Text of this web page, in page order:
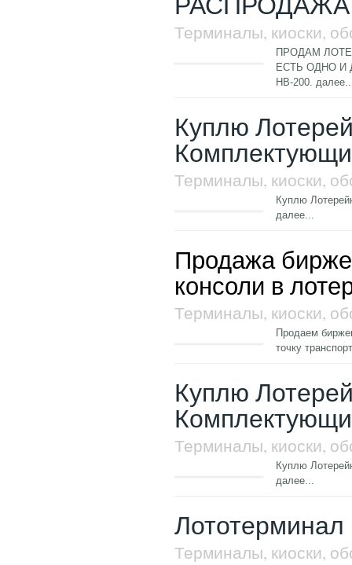
Терминалы, киоски,
ПРОДАМ
ЕСТЬ ОДНО И
НВ-200.
Куплю
Терминалы, киоски,
Куплю
далее...
Продажа
консоли в
Терминалы, киоски,
Продаем
точку
Куплю
Терминалы, киоски,
Куплю
далее...
Лототерминал
Терминалы, киоски,